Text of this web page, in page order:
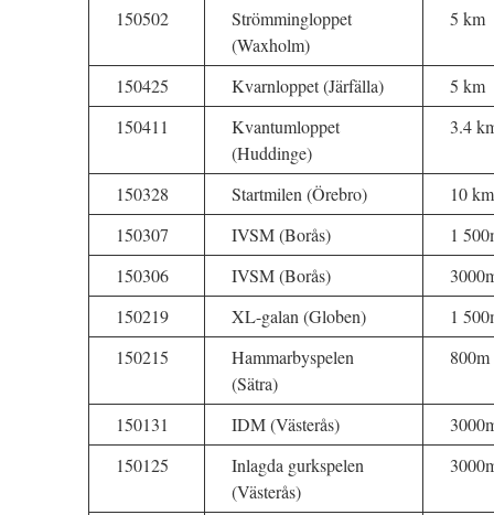
150502
Strömmingloppet
(Waxholm)
5 km
150425 Kvarnloppet (Järfälla)
5 km
150411
Kvantumloppet
(Huddinge)
3.4
150328 Startmilen (Örebro)
10 km
150307
IVSM (Borås)
1
150306
IVSM (Borås)
150219
XL-galan (Globen)
1
150215
Hammarbyspelen
(Sätra)
800m
150131 IDM (Västerås)
150125
Inlagda gurkspelen
(Västerås)